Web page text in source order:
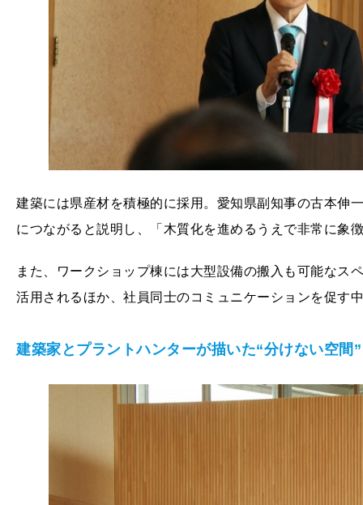
建築には県産材を積極的に採用。愛知県副知事の古本伸
につながると説明し、「木質化を進めるうえで非常に象
また、ワークショップ棟には大型設備の搬入も可能なス
活用されるほか、社員同士のコミュニケーションを促す
建築家とプラントハンターが描いた“分けない空間”